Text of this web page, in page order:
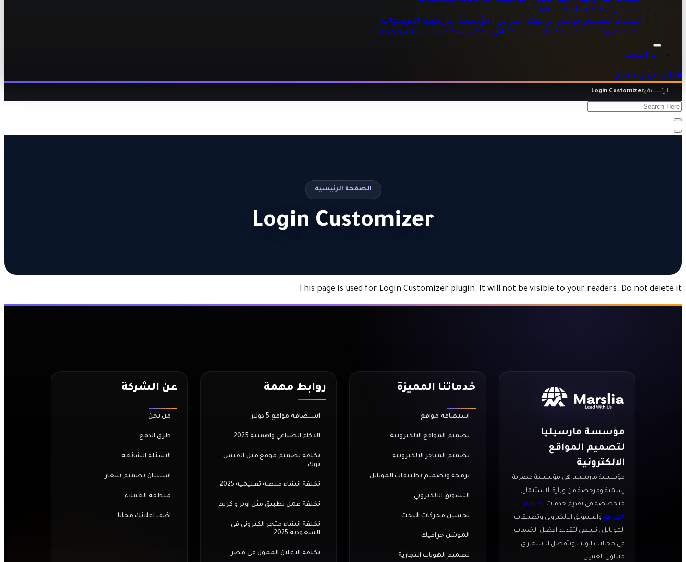
تحسين محركات البحث seo
خدمات تصميم موشن جرافيك احترافي | مؤسسة مارسيليا للبرمجيات
تصميم هويات تجارية وبناء براند احترافي | مؤسسة مارسيليا للبرمجيات
آخر الاعمال
اطلب عرض سعر
الرئيسية Login Customizer
الصفحة الرئيسية
Login Customizer
This page is used for Login Customizer plugin. It will not be visible to your readers. Do not delete it.
مؤسسة مارسيليا
لتصميم المواقع
الالكترونية
مؤسسة مارسيليا هي مؤسسة مصرية
رسمية ومرخصة من وزارة الاستثمار ,
متخصصة فى تقديم خدمات تصميم
المواقع والتسويق الالكتروني وتطبيقات
الموبايل , نسعي لتقديم افضل الخدمات
فى مجالات الويب وبأفضل الاسعار ى
متناول العميل
خدماتنا المميزة
استضافة مواقع
تصميم المواقع الالكترونية
تصميم المتاجر الالكترونية
برمجة وتصميم تطبيقات الموبايل
التسويق الالكتروني
تحسين محركات البحث
الموشن جرافيك
تصميم الهويات التجارية
روابط مهمة
استضافة مواقع 5 دولار
الذكاء الصناعي واهميتة 2025
تكلفة تصميم موقع مثل الفيس
بوك
تكلفة انشاء منصة تعليمية 2025
تكلفة عمل تطبيق مثل اوبر و كريم
تكلفة انشاء متجر الكتروني فى
السعودية 2025
تكلفة الاعلان الممول فى مصر
عن الشركة
من نحن
طرق الدفع
الاسئلة الشائعه
استبيان تصميم شعار
منطقة العملاء
اضف اعلانك مجانا